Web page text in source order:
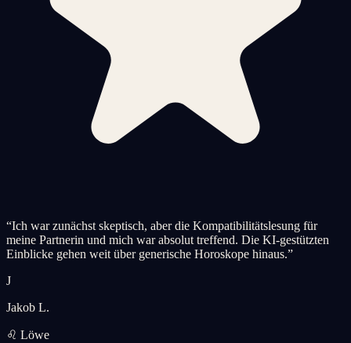
“Ich war zunächst skeptisch, aber die Kompatibilitätslesung für
meine Partnerin und mich war absolut treffend. Die KI-gestützten
Einblicke gehen weit über generische Horoskope hinaus.”
J
Jakob L.
♌ Löwe